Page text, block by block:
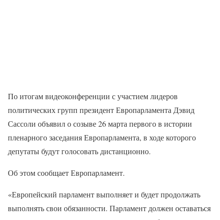
По итогам видеоконференции с участием лидеров
политических групп президент Европарламента Дэвид
Сассоли объявил о созыве 26 марта первого в истории
пленарного заседания Европарламента, в ходе которого
депутаты будут голосовать дистанционно.
Об этом сообщает Европарламент.
«Европейский парламент выполняет и будет продолжать
выполнять свои обязанности. Парламент должен оставаться